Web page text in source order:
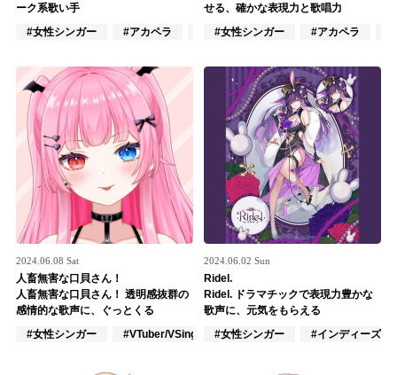
ーク系歌い手
#女性シンガー
#アカペラ #VOCALOID
せる、確かな表現力と歌唱力
#女性シンガー
#アカペラ
2024.06.08 Sat
人畜無害な口貝さん！
人畜無害な口貝さん！ 透明感抜群の
感情的な歌声に、ぐっとくる
#女性シンガー
#VTuber/VSinger #アカペラ
2024.06.02 Sun
Ridel.
Ridel. ドラマチックで表現力豊かな
歌声に、元気をもらえる
#女性シンガー
#インディーズ